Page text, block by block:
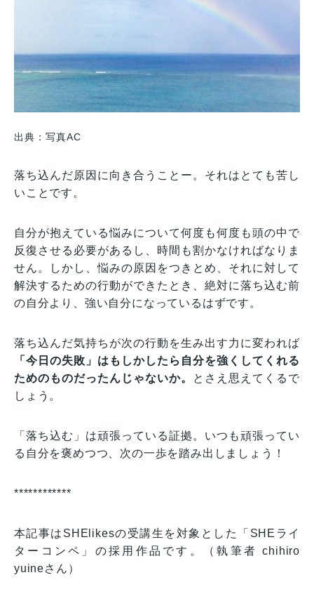
出典：写真AC
落ち込んだ原因に向き合うことー。それはとても苦し
いことです。
自分が抱えている悩みについて何度も何度も頭の中で
反復させる必要があるし、時間も割かなければなりま
せん。しかし、悩みの原因をつきとめ、それに対して
解決するための行動ができたとき、絶対に落ち込む前
の自分より、強い自分になっているはずです。
落ち込んだ気持ちが次の行動を生み出す力に変われば
「今日の失敗」はもしかしたら自分を強くしてくれる
ためのものだったんじゃないか。
とさえ思えてくるで
しょう。
「落ち込む」は頑張っている証拠。いつも頑張ってい
る自分を褒めつつ、次の一歩を踏み出しましょう！
************
本記事はSHElikesの受講生を対象とした「SHEライ
ターコンペ」の採用作品です。（執筆者 chihiro
yuineさん）